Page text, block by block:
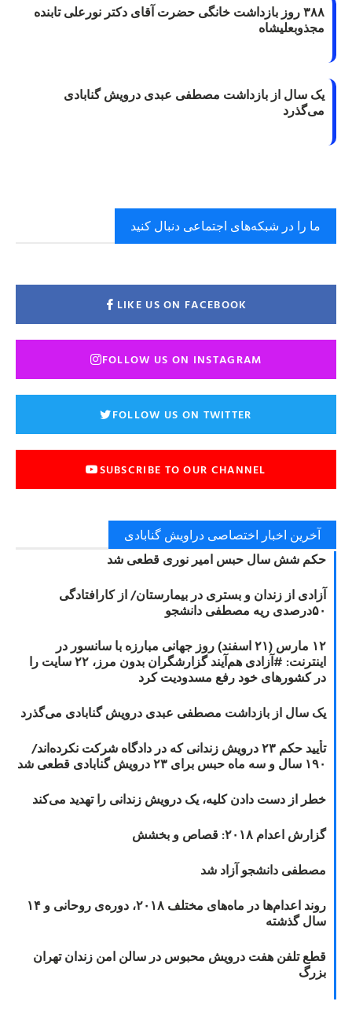
۳۸۸ روز بازداشت خانگی حضرت آقای دکتر نورعلی تابنده
مجذوبعلیشاه
یک سال از بازداشت مصطفی عبدی درویش گنابادی
می‌گذرد
ما را در شبکه‌های اجتماعی دنبال کنید
LIKE US ON FACEBOOK
FOLLOW US ON INSTAGRAM
FOLLOW US ON TWITTER
SUBSCRIBE TO OUR CHANNEL
آخرین اخبار اختصاصی دراویش گنابادی
حکم شش سال حبس امیر نوری قطعی شد
آزادی از زندان و بستری در بیمارستان/ از کارافتادگی
۵۰درصدی ریه مصطفی دانشجو
۱۲ مارس (۲۱ اسفند) روز جهانی مبارزه با سانسور در
اینترنت: #آزادی هم‌آیند گزارشگران‌ بدون مرز، ۲۲ سایت را
در کشورهای خود رفع مسدودیت کرد
یک سال از بازداشت مصطفی عبدی درویش گنابادی می‌گذرد
تأیید حکم ۲۳ درویش زندانی که در دادگاه شرکت نکرده‌اند/
۱۹۰ سال و سه ماه حبس برای ۲۳ درویش گنابادی قطعی شد
خطر از دست دادن کلیه، یک درویش زندانی را تهدید می‌کند
گزارش اعدام ۲۰۱۸: قصاص و بخشش
مصطفی دانشجو آزاد شد
روند اعدام‌ها در ماه‌های مختلف ۲۰۱۸، دوره‌ی روحانی و ۱۴
سال گذشته
قطع تلفن هفت درویش محبوس در سالن امن زندان تهران
بزرگ